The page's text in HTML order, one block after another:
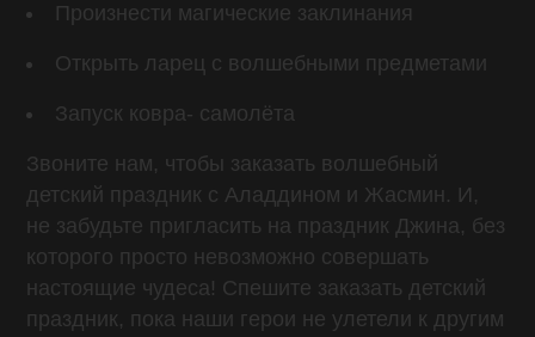
Произнести магические заклинания
Открыть ларец с волшебными предметами
Запуск ковра- самолёта
Звоните нам, чтобы заказать волшебный
детский праздник с Аладдином и Жасмин. И,
не забудьте пригласить на праздник Джина, без
которого просто невозможно совершать
настоящие чудеса! Спешите заказать детский
праздник, пока наши герои не улетели к другим